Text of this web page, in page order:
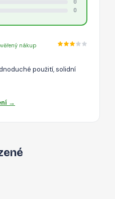
0
0
nákup
použití, solidní
→